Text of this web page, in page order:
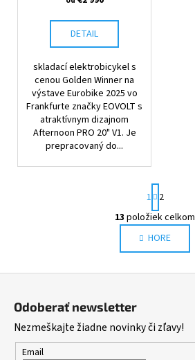
O
DETAIL
skladací elektrobicykel s
cenou Golden Winner na
výstave Eurobike 2025 vo
Frankfurte značky EOVOLT s
atraktívnym dizajnom
Afternoon PRO 20" V1. Je
prepracovaný do...
O
v
l
á
i
e
S
t
r
á
n
k
i
e
1
2
13 položiek celkom
HORE
Odoberať newsletter
Nezmeškajte žiadne novinky či zľavy!
Email